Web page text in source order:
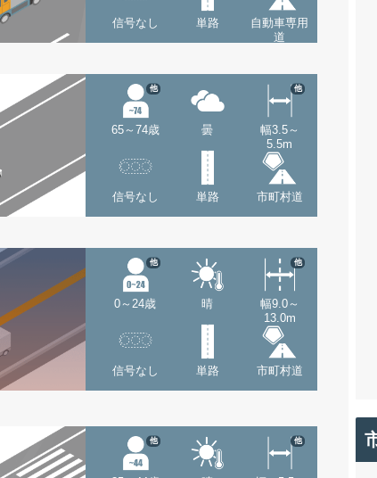
信号なし 単路
自動車専用
道
65～74歳
他
曇
幅3.5～
5.5m
他
信号なし 単路 市町村道
0～24歳
他
晴
幅9.0～
13.0m
他
信号なし 単路 市町村道
他 他